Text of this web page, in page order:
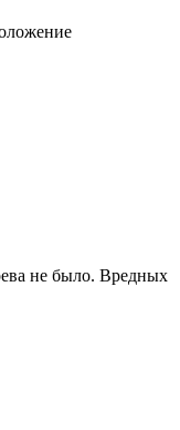
не было. Вредных